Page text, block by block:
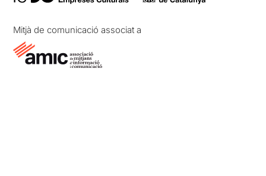
Mitjà de comunicació associat a